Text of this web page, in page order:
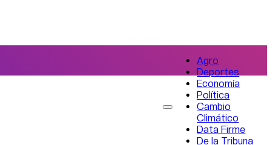
Agro
Deportes
Economía
Política
Cambio
Climático
Data Firme
De la Tribuna